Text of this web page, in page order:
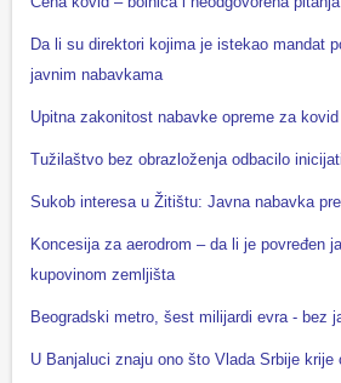
Da li su direktori kojima je istekao mandat
javnim nabavkama
Upitna zakonitost nabavke opreme za
Tužilaštvo bez obrazloženja odbacilo
Sukob interesa u Žitištu: Javna nabavka
Koncesija za aerodrom – da li je povređen
kupovinom zemljišta
Beogradski metro, šest milijardi evra - bez
U Banjaluci znaju ono što Vlada Srbije krije